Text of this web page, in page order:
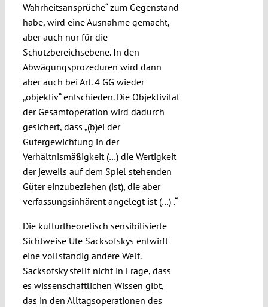
Wahrheitsansprüche“ zum Gegenstand
habe, wird eine Ausnahme gemacht,
aber auch nur für die
Schutzbereichsebene. In den
Abwägungsprozeduren wird dann
aber auch bei Art. 4 GG wieder
„objektiv“ entschieden. Die Objektivität
der Gesamtoperation wird dadurch
gesichert, dass „(b)ei der
Gütergewichtung in der
Verhältnismäßigkeit (…) die Wertigkeit
der jeweils auf dem Spiel stehenden
Güter einzubeziehen (ist), die aber
verfassungsinhärent angelegt ist (…) .“
Die kulturtheoretisch sensibilisierte
Sichtweise Ute Sacksofskys entwirft
eine vollständig andere Welt.
Sacksofsky stellt nicht in Frage, dass
es wissenschaftlichen Wissen gibt,
das in den Alltagsoperationen des